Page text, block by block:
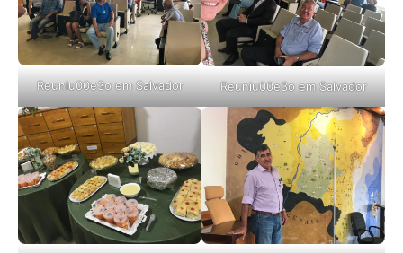
Reuniu00e3o em Salvador Reuniu00e3o em Salvador